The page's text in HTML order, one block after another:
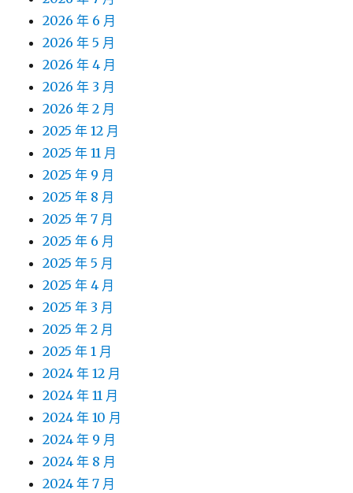
2026 年 6 月
2026 年 5 月
2026 年 4 月
2026 年 3 月
2026 年 2 月
2025 年 12 月
2025 年 11 月
2025 年 9 月
2025 年 8 月
2025 年 7 月
2025 年 6 月
2025 年 5 月
2025 年 4 月
2025 年 3 月
2025 年 2 月
2025 年 1 月
2024 年 12 月
2024 年 11 月
2024 年 10 月
2024 年 9 月
2024 年 8 月
2024 年 7 月